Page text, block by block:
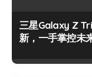
三星Galaxy Z
新，一手掌控未